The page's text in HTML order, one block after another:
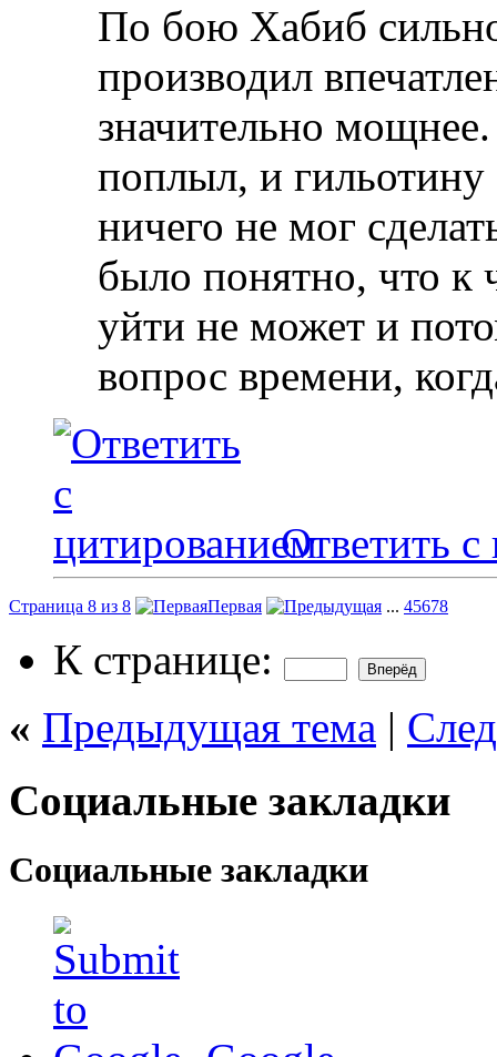
По бою Хабиб
производил
значительно
поплыл, и
ничего не мог
было понятно, что к
уйти не может и
вопрос времени,
Ответить с
Страница 8 из 8 Первая ... 45678
К странице:
« Предыдущая тема |
Социальные закладки
Социальные закладки